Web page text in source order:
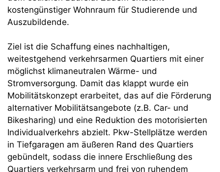
kostengünstiger Wohnraum für Studierende und
Auszubildende.
Ziel ist die Schaffung eines nachhaltigen,
weitestgehend verkehrsarmen Quartiers mit einer
möglichst klimaneutralen Wärme- und
Stromversorgung. Damit das klappt wurde ein
Mobilitätskonzept erarbeitet, das auf die Förderung
alternativer Mobilitätsangebote (z.B. Car- und
Bikesharing) und eine Reduktion des motorisierten
Individualverkehrs abzielt. Pkw-Stellplätze werden
in Tiefgaragen am äußeren Rand des Quartiers
gebündelt, sodass die innere Erschließung des
Quartiers verkehrsarm und frei von ruhendem